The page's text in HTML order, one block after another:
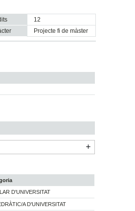
12
projecte fi de màster
D'UNIVERSITAT
A D'UNIVERSITAT